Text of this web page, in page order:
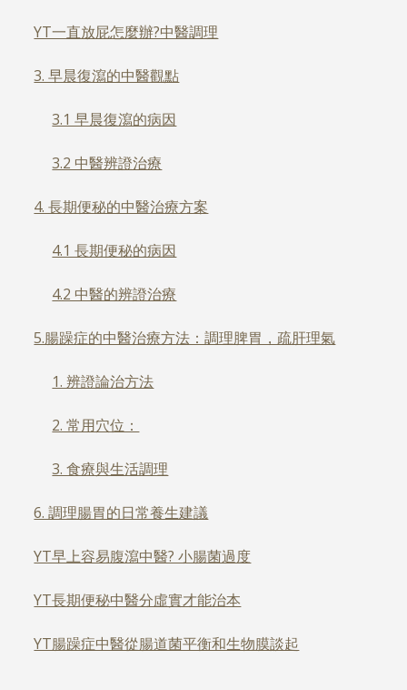
YT一直放屁怎麼辦?中醫調理
3. 早晨復瀉的中醫觀點
3.1 早晨復瀉的病因
3.2 中醫辨證治療
4. 長期便秘的中醫治療方案
4.1 長期便秘的病因
4.2 中醫的辨證治療
5.腸躁症的中醫治療方法：調理脾胃，疏肝理氣
1. 辨證論治方法
2. 常用穴位：
3. 食療與生活調理
6. 調理腸胃的日常養生建議
YT早上容易腹瀉中醫? 小腸菌過度
YT長期便秘中醫分虛實才能治本
YT腸躁症中醫從腸道菌平衡和生物膜談起